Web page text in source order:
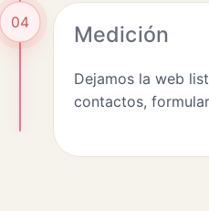
04 Medición
Dejamos la web
contactos,